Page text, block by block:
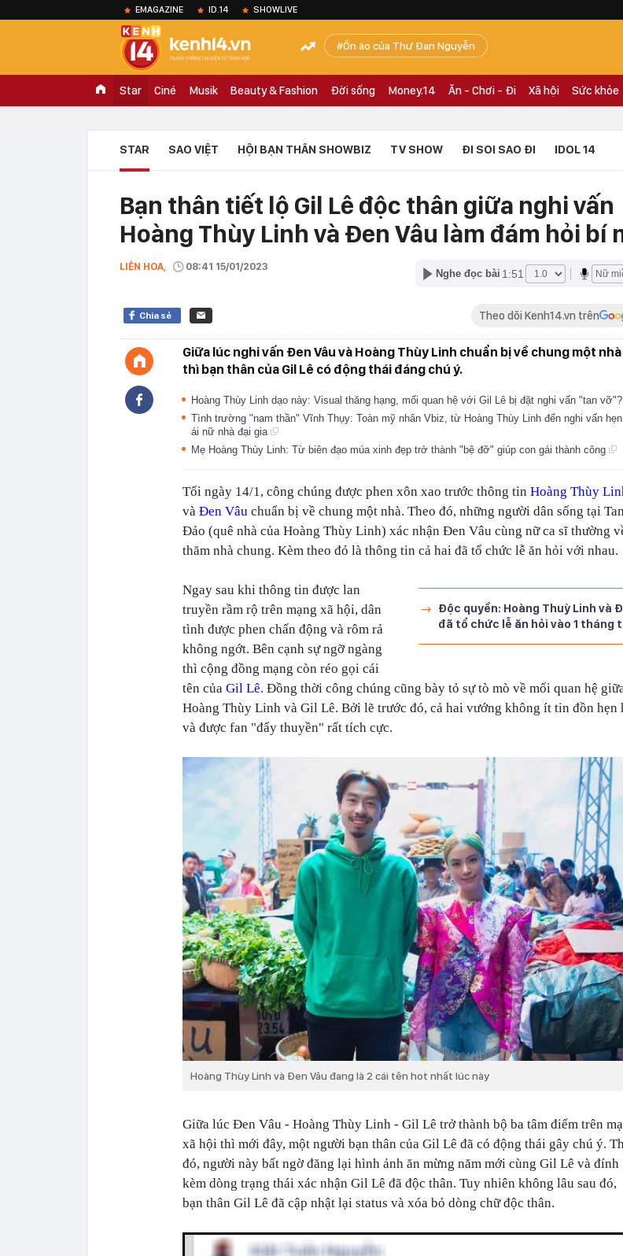
EMAGAZINE ID.14 SHOWLIVE
Ồn ào của Thư Đan Nguyễn
Star Ciné Musik Beauty & Fashion Đời sống Money.14 Ăn - Chơi - Đi Xã hội Sức khỏe
STAR SAO VIỆT HỘI BẠN THÂN SHOWBIZ TV SHOW ĐI SOI SAO ĐI IDOL 14
Bạn thân tiết lộ Gil Lê độc thân giữa nghi vấn
Hoàng Thùy Linh và Đen Vâu làm đám hỏi bí
LIÊN HOA, 08:41 15/01/2023
Nghe đọc bài 1:51
Chia sẻ Theo dõi Kenh14.vn trên
Giữa lúc nghi vấn Đen Vâu và Hoàng Thùy Linh chuẩn bị về chung một nhà
thì bạn thân của Gil Lê có động thái đáng chú ý.
Hoàng Thùy Linh dạo này: Visual thăng hạng, mối quan hệ với Gil Lê bị đặt nghi vấn "tan vỡ"?
Tình trường "nam thần" Vĩnh Thụy: Toàn mỹ nhân Vbiz, từ Hoàng Thùy Linh đến nghi vấn
ái nữ nhà đại gia
Mẹ Hoàng Thùy Linh: Từ biên đạo múa xinh đẹp trở thành "bệ đỡ" giúp con gái thành công
Tối ngày 14/1, công chúng được phen xôn xao trước thông tin Hoàng Thùy
và Đen Vâu chuẩn bị về chung một nhà. Theo đó, những người dân sống tại
Đảo (quê nhà của Hoàng Thùy Linh) xác nhận Đen Vâu cùng nữ ca sĩ thường
thăm nhà chung. Kèm theo đó là thông tin cả hai đã tổ chức lễ ăn hỏi với nhau.
Độc quyền: Hoàng Thuỳ Linh và
đã tổ chức lễ ăn hỏi vào 1 tháng
Ngay sau khi thông tin được lan
truyền rầm rộ trên mạng xã hội, dân
tình được phen chấn động và rôm rả
không ngớt. Bên cạnh sự ngỡ ngàng
thì cộng đồng mạng còn réo gọi cái
tên của Gil Lê. Đồng thời công chúng cũng bày tỏ sự tò mò về mối quan hệ
Hoàng Thùy Linh và Gil Lê. Bởi lẽ trước đó, cả hai vướng không ít tin đồn hẹn
và được fan "đẩy thuyền" rất tích cực.
Hoàng Thùy Linh và Đen Vâu đang là 2 cái tên hot nhất lúc này
Giữa lúc Đen Vâu - Hoàng Thùy Linh - Gil Lê trở thành bộ ba tâm điểm trên
xã hội thì mới đây, một người bạn thân của Gil Lê đã có động thái gây chú ý.
đó, người này bất ngờ đăng lại hình ảnh ăn mừng năm mới cùng Gil Lê và đính
kèm dòng trạng thái xác nhận Gil Lê đã độc thân. Tuy nhiên không lâu sau đó,
bạn thân Gil Lê đã cập nhật lại status và xóa bỏ dòng chữ độc thân.